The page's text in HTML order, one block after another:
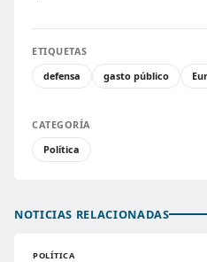
ETIQUETAS
defensa
gasto público
CATEGORÍA
Política
NOTICIAS RELACIONADAS
POLÍTICA